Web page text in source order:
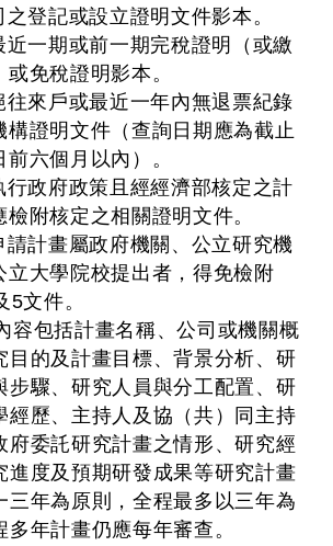
登記或設立證明文件影本。
近一期或前一期完稅證明（或繳
或免稅證明影本。
往來戶或最近一年內無退票紀錄
構證明文件（查詢日期應為截止
前六個月以內）。
行政府政策且經經濟部核定之計
檢附核定之相關證明文件。
請計畫屬政府機關、公立研究機
立大學院校提出者，得免檢附
5文件。
容包括計畫名稱、公司或機關概
目的及計畫目標、背景分析、研
步驟、研究人員與分工配置、研
經歷、主持人及協（共）同主持
府委託研究計畫之情形、研究經
進度及預期研發成果等研究計畫
三年為原則，全程最多以三年為
多年計畫仍應每年審查。